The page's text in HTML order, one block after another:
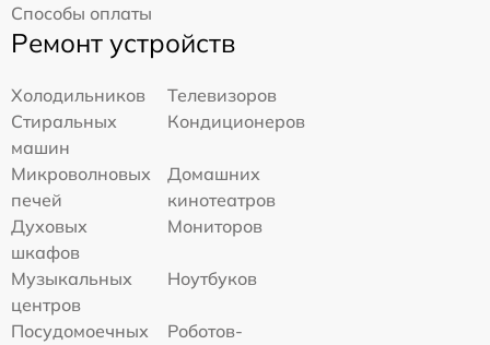
Способы оплаты
Ремонт устройств
Холодильников
Телевизоров
Стиральных
машин
Кондиционеров
Микроволновых
печей
Домашних
кинотеатров
Духовых
шкафов
Мониторов
Музыкальных
центров
Ноутбуков
Посудомоечных
Роботов-